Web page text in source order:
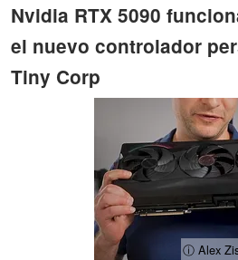
Nvidia RTX 5090
el nuevo controlador
Tiny Corp
ⓘ Alex